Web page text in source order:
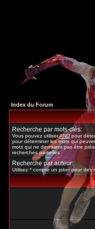
Index du Forum
Recherche par mots-clés:
Vous pouvez utiliserANDpour
pour déterminer les mots qui
mots qui ne devraient pas être
recherches partielles
Recherche par auteur:
Utilisez * comme un joker pour des